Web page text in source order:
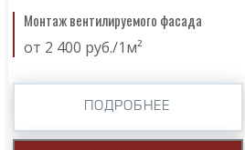
Монтаж вентилируемого фасада
от 2 400 руб./1м²
ПОДРОБНЕЕ